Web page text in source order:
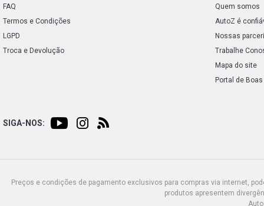
FAQ
Termos e Condições
LGPD
Troca e Devolução
Quem somos
AutoZ é
Nossas
Trabalhe
Mapa do site
Portal de
SIGA-NOS:
Preços e condições de pagamento exclusivos para compras via internet,
produtos apresentem